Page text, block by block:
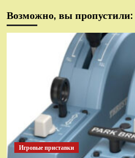
Возможно, вы пропустили:
Игровые приставки